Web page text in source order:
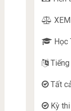
Học
Tiếng
Tất
Kỳ thi